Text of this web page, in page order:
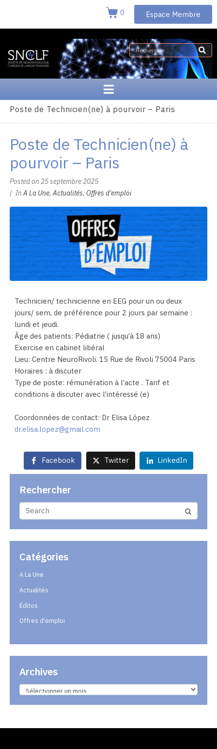
0 Espace Membre
Poste de Technicien(ne) à pourvoir – Paris
Poste de Technicien(ne) à
pourvoir – Paris
Posted on 25 septembre 2025
InA La Une,Actualités, Offres d'emploi
Technicien/ technicienne en EEG pour un ou deux
jours/ sem, de préférence pour 2 jours par semaine :
lundi et jeudi.
Âge des patients: Pédiatrie ( jusqu’à 18 ans)
Exercise en cabinet libéral
Lieu: Centre NeuroRivoli. 15 Rue de Rivoli 75004 Paris
Horaires : à discuter
Type de poste: rémunération à l’acte . Tarif et
conditions à discuter avec l’intéressé (e)
Coordonnées de contact: Dr Elisa López
dr.elisa.lopez@gmail.com
Facebook Twitter LinkedIn
Rechercher
Catégories
A La Une
Actualités
Éditos
Offres d'emploi
Archives